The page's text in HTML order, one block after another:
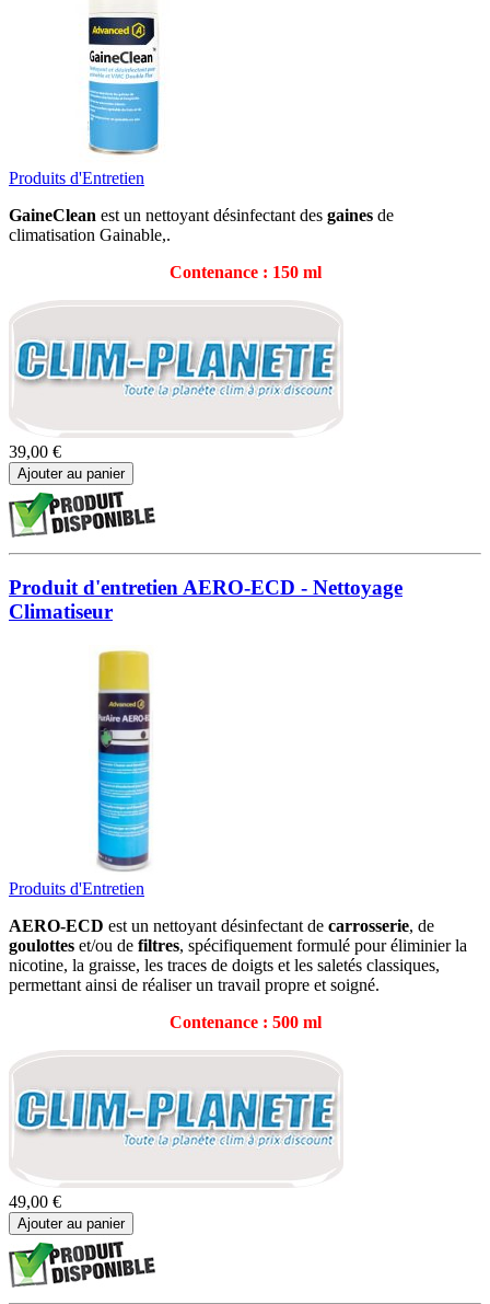
Produits d'Entretien
GaineClean est un nettoyant désinfectant des gaines de
climatisation Gainable,.
Contenance : 150 ml
39,00 €
Ajouter au panier
Produit d'entretien AERO-ECD - Nettoyage
Climatiseur
Produits d'Entretien
AERO-ECD est un nettoyant désinfectant de carrosserie, de
goulottes et/ou de filtres, spécifiquement formulé pour éliminier la
nicotine, la graisse, les traces de doigts et les saletés classiques,
permettant ainsi de réaliser un travail propre et soigné.
Contenance : 500 ml
49,00 €
Ajouter au panier